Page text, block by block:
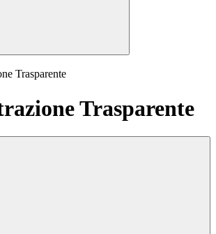
Trasparente
Trasparente